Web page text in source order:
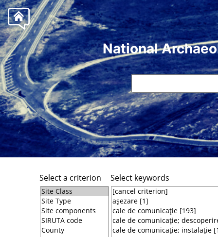
National
Select a criterion Select keywords